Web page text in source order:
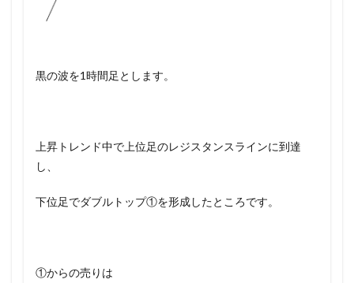
黒の波を1時間足とします。
上昇トレンド中で上位足のレジスタンスラインに到達
し、
下位足でダブルトップ①を形成したところです。
①からの売りは